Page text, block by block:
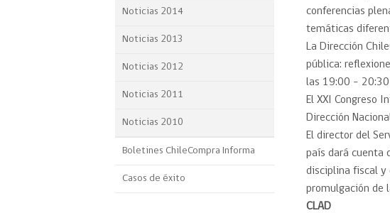
Noticias 2014
Noticias 2013
Noticias 2012
Noticias 2011
Noticias 2010
Boletines ChileCompra Informa
Casos de éxito
conferencias
temáticas
La Dirección
pública:
las 19:00 – 20:30
El XXI Congreso
Dirección
El director del
país dará cuenta
disciplina fiscal y
promulgación de
CLAD